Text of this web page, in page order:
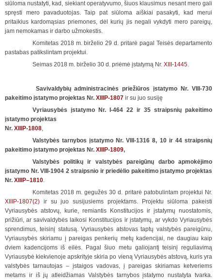
siūloma nustatyti, kad, siekiant operatyvumo, šiuos klausimus nesant mero gali
spręsti mero pavaduotojas. Taip pat siūloma aiškiai pasakyti, kad merui
pritaikius kardomąsias priemones, dėl kurių jis negali vykdyti mero pareigų,
jam nemokamas ir darbo užmokestis.
Komitetas 2018 m. birželio 29 d. pritarė pagal Teisės departamento
pastabas patikslintam projektui.
Seimas 2018 m. birželio 30 d. priėmė įstatymą Nr. XIII-1445.
Savivaldybių administracinės priežiūros įstatymo Nr. VIII-730
pakeitimo įstatymo projektas Nr. XIIIP-1807 ir su juo susiję
Vyriausybės įstatymo Nr. I-464 22 ir 35 straipsnių pakeitimo
įstatymo projektas
Nr. XIIIP-1808
Valstybės tarnybos įstatymo Nr. VIII-1316 8, 10 ir 44 straipsnių
pakeitimo įstatymo projektas Nr. XIIIP-1809,
Valstybės politikų ir valstybės pareigūnų darbo apmokėjimo
įstatymo Nr. VIII-1904 2 straipsnio ir priedėlio pakeitimo įstatymo projektas
Nr. XIIIP–1810
Komitetas 2018 m. gegužės 30 d. pritarė patobulintam projektui Nr.
XIIIP-1807(2) ir su juo susijusiems projektams. Projektu siūloma pakeisti
Vyriausybės atstovų, kurie, remiantis Konstitucijos ir įstatymų nuostatomis,
prižiūri, ar savivaldybės laikosi Konstitucijos ir įstatymų, ar vykdo Vyriausybės
sprendimus, teisinį statusą. Vyriausybės atstovas taptų valstybės pareigūnu,
Vyriausybės skiriamu į pareigas penkerių metų kadencijai, ne daugiau kaip
dviem kadencijoms iš eilės. Pagal šiuo metu galiojantį teisinį reguliavimą
Vyriausybė kiekvienoje apskrityje skiria po vieną Vyriausybės atstovą, kuris yra
valstybės tarnautojas – įstaigos vadovas, į pareigas skiriamas ketveriems
metams ir iš jų atleidžiamas Valstybės tarnybos įstatymo nustatyta tvarka.